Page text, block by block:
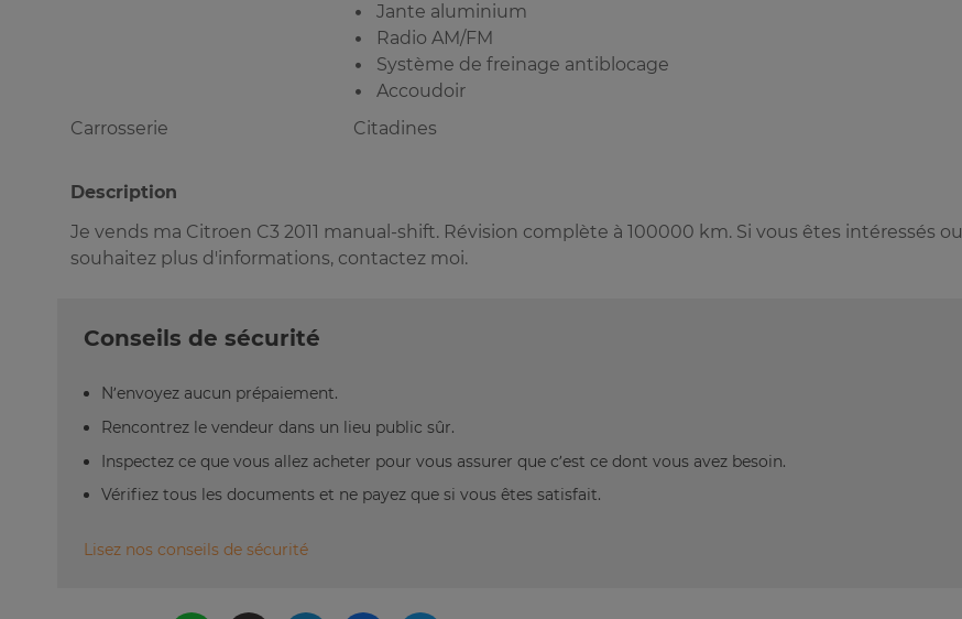
Jante aluminium
Radio AM/FM
Système de freinage antiblocage
Accoudoir
Carrosserie
Citadines
Description
Je vends ma Citroen C3 2011 manual-shift. Révision complète à 100000 km. Si vous êtes intéressés ou
souhaitez plus d'informations, contactez moi.
Conseils de sécurité
N’envoyez aucun prépaiement.
Rencontrez le vendeur dans un lieu public sûr.
Inspectez ce que vous allez acheter pour vous assurer que c’est ce dont vous avez besoin.
Vérifiez tous les documents et ne payez que si vous êtes satisfait.
Lisez nos conseils de sécurité